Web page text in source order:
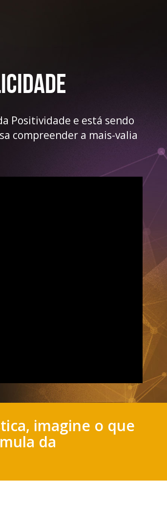
Positividade e está sendo
compreender a mais-valia
imagine o que
da